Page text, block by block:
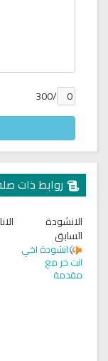
/300
روابط ذات
الانشودة
السابق
انشودة اخي
انت حر مع
مقدمة